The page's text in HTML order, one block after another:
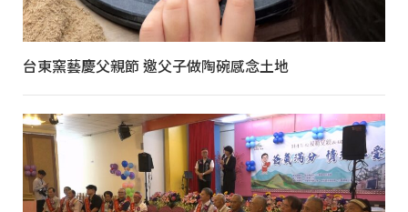
台東窯藝慶父親節 邀父子做陶碗感念土地